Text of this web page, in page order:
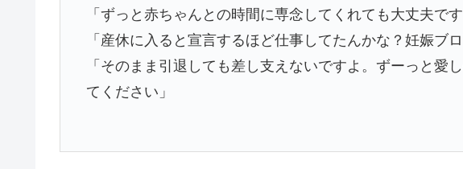
「ずっと赤ちゃんとの時間に専念してくれても大丈夫です
「産休に入ると宣言するほど仕事してたんかな？妊娠ブ
「そのまま引退しても差し支えないですよ。ずーっと愛
てください」